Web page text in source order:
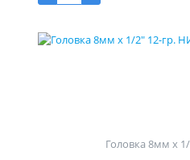
Головка 8мм х